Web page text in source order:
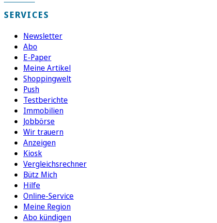
SERVICES
Newsletter
Abo
E-Paper
Meine Artikel
Shoppingwelt
Push
Testberichte
Immobilien
Jobbörse
Wir trauern
Anzeigen
Kiosk
Vergleichsrechner
Bütz Mich
Hilfe
Online-Service
Meine Region
Abo kündigen